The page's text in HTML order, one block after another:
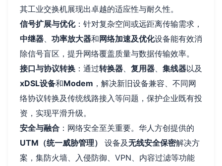
其工业交换机展现出卓越的适应性与耐久性。
信号扩展与优化：针对复杂空间或远距离传输需求，
中继器、 功率放大器和 网络加速及优化设备能有效消
除信号盲区，提升网络覆盖质量与数据传输效率。
接口与协议转换 ：通过转换器、 复用器、 集线器以及
xDSL设备和Modem ，解决新旧设备兼容、不同网
络协议转换及传统线路接入等问题，保护企业既有投
资，实现平滑升级。
安全与融合 ：网络安全至关重要。华人方创提供的
UTM（统一威胁管理）
设备及无线安全保密解决方
案，集防火墙、入侵防御、VPN、内容过滤等功能